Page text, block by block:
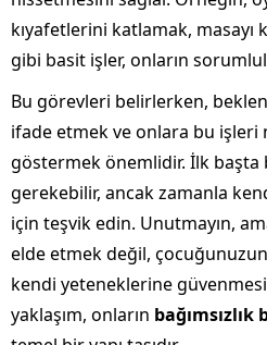
kıyafetlerini katlamak, masayı
gibi basit işler, onların
Bu görevleri belirlerken,
ifade etmek ve onlara bu işleri
göstermek önemlidir. İlk başta
gerekebilir, ancak zamanla
için teşvik edin. Unutmayın,
elde etmek değil,
kendi yeteneklerine
yaklaşım, onların bağımsızlık